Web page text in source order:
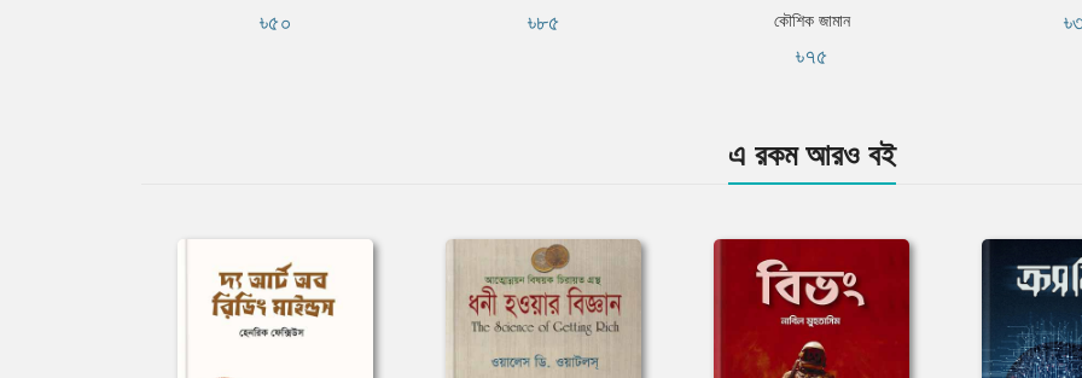
৳৫০ ৳৮৫ কৌশিক জামান
৳৭৫
এ রকম আরও বই